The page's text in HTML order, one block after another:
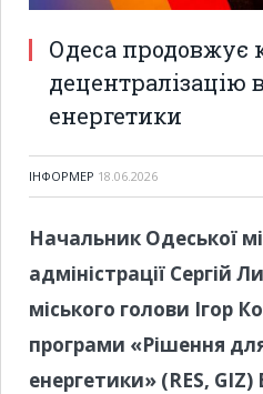
Одеса продовжує
децентралізацію
енергетики
ІНФОРМЕР 18.06.2026
Начальник Одеської
адміністрації Сергій
міського голови Ігор
програми «Рішення
енергетики» (RES, GIZ)